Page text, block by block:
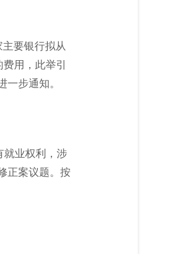
要银行拟从
用，此举引
步通知。
就业权利，涉
正案议题。按